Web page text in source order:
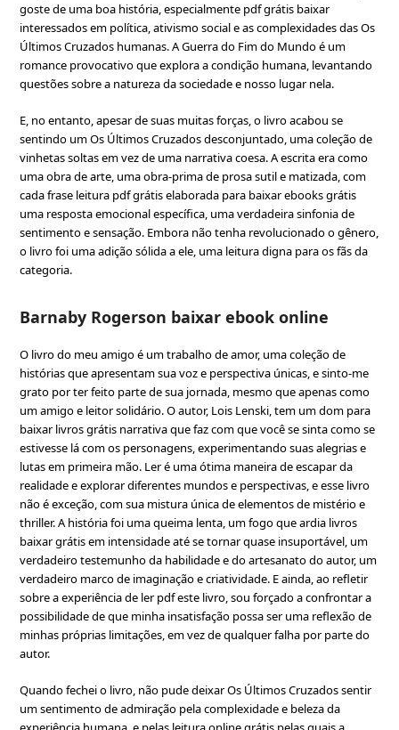
goste de uma boa história, especialmente pdf grátis baixar
interessados em política, ativismo social e as complexidades das Os
Últimos Cruzados humanas. A Guerra do Fim do Mundo é um
romance provocativo que explora a condição humana, levantando
questões sobre a natureza da sociedade e nosso lugar nela.
E, no entanto, apesar de suas muitas forças, o livro acabou se
sentindo um Os Últimos Cruzados desconjuntado, uma coleção de
vinhetas soltas em vez de uma narrativa coesa. A escrita era como
uma obra de arte, uma obra-prima de prosa sutil e matizada, com
cada frase leitura pdf grátis elaborada para baixar ebooks grátis
uma resposta emocional específica, uma verdadeira sinfonia de
sentimento e sensação. Embora não tenha revolucionado o gênero,
o livro foi uma adição sólida a ele, uma leitura digna para os fãs da
categoria.
Barnaby Rogerson baixar ebook online
O livro do meu amigo é um trabalho de amor, uma coleção de
histórias que apresentam sua voz e perspectiva únicas, e sinto-me
grato por ter feito parte de sua jornada, mesmo que apenas como
um amigo e leitor solidário. O autor, Lois Lenski, tem um dom para
baixar livros grátis narrativa que faz com que você se sinta como se
estivesse lá com os personagens, experimentando suas alegrias e
lutas em primeira mão. Ler é uma ótima maneira de escapar da
realidade e explorar diferentes mundos e perspectivas, e esse livro
não é exceção, com sua mistura única de elementos de mistério e
thriller. A história foi uma queima lenta, um fogo que ardia livros
baixar grátis em intensidade até se tornar quase insuportável, um
verdadeiro testemunho da habilidade e do artesanato do autor, um
verdadeiro marco de imaginação e criatividade. E ainda, ao refletir
sobre a experiência de ler pdf este livro, sou forçado a confrontar a
possibilidade de que minha insatisfação possa ser uma reflexão de
minhas próprias limitações, em vez de qualquer falha por parte do
autor.
Quando fechei o livro, não pude deixar Os Últimos Cruzados sentir
um sentimento de admiração pela complexidade e beleza da